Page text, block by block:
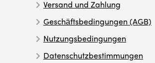
Versand und Zahlung
Geschäftsbedingungen (AGB)
Nutzungsbedingungen
Datenschutzbestimmungen